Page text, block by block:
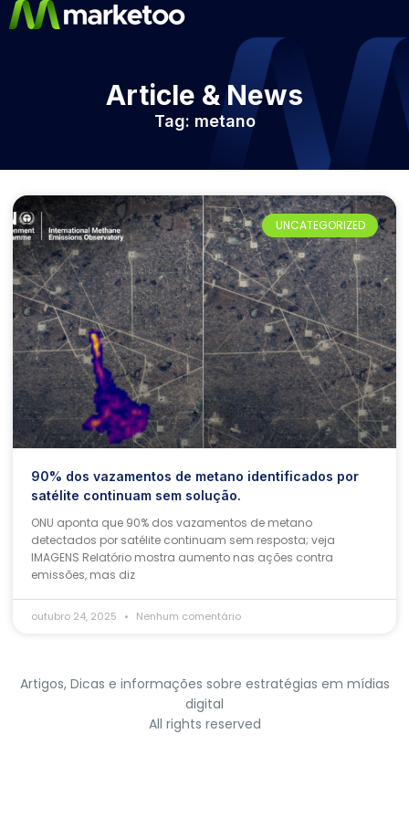
Article & News
Tag: metano
UNCATEGORIZED
90% dos vazamentos de metano identificados por
satélite continuam sem solução.
ONU aponta que 90% dos vazamentos de metano
detectados por satélite continuam sem resposta; veja
IMAGENS Relatório mostra aumento nas ações contra
emissões, mas diz
outubro 24, 2025 Nenhum comentário
Artigos, Dicas e informações sobre estratégias em mídias
digital
All rights reserved